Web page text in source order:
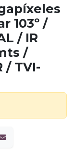
103º /
/ IR
/
/ TVI-